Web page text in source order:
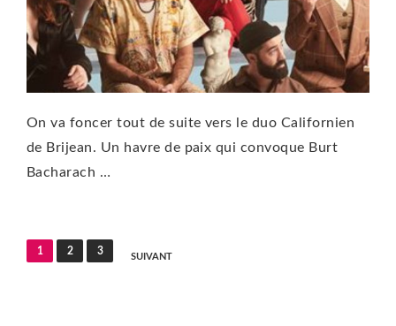
On va foncer tout de suite vers le duo Californien
de Brijean. Un havre de paix qui convoque Burt
Bacharach …
Pagination
1 2 3
SUIVANT